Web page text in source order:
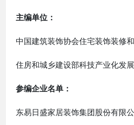
主编单位：
中国建筑装饰协会住宅装饰装修
住房和城乡建设部科技产业化发
参编企业名单：
东易日盛家居装饰集团股份有限